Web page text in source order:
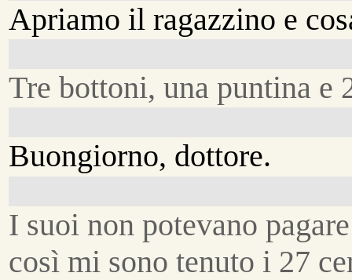
Apriamo il ragazzino e
Tre bottoni, una puntina e
Buongiorno, dottore.
I suoi non potevano
così mi sono tenuto i 27